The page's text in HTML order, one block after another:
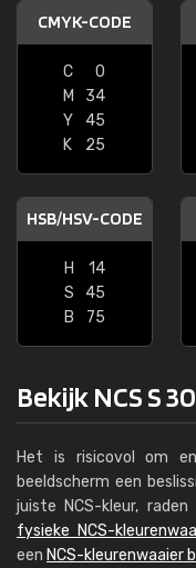
CMYK-CODE
C
0
M
34
Y
45
K
25
HSB/HSV-CODE
H
14
S
45
B
75
Bekijk NCS S
Het is risicovol om
beeldscherm een
juiste NCS-kleur,
fysieke NCS-
een NCS-kleurenwaaier